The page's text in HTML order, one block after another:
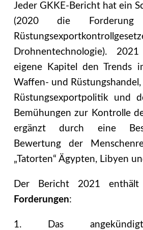
Jeder GKKE-Bericht hat ein
(2020 die
Drohnentechnologie).
eigene Kapitel den Trends
Waffen- und
Rüstungsexportpolitik und
Bemühungen zur Kontrolle
ergänzt durch eine
Bewertung der
„Tatorten“ Ägypten, Libyen
Der Bericht 2021
Forderungen:
1. Das